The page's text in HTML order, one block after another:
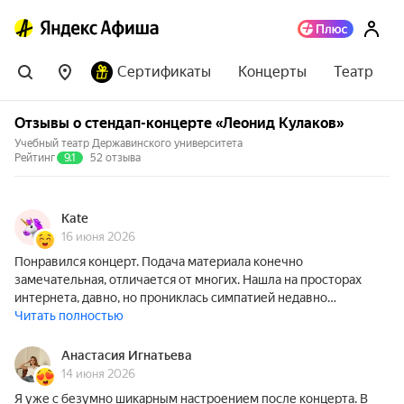
Сертификаты Концерты Театр
Отзывы о стендап-концерте «Леонид Кулаков»
Учебный театр Державинского университета
Рейтинг
9.1 52 отзыва
Kate
16 июня 2026
Понравился концерт. Подача материала конечно
замечательная, отличается от многих. Нашла на просторах
интернета, давно, но прониклась симпатией недавно…
Читать полностью
Анастасия Игнатьева
14 июня 2026
Я уже с безумно шикарным настроением после концерта. В